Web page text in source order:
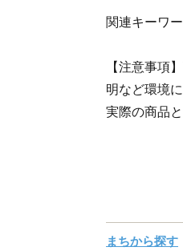
関連キーワ
【注意事項
明など環境
実際の商品
まちから探す